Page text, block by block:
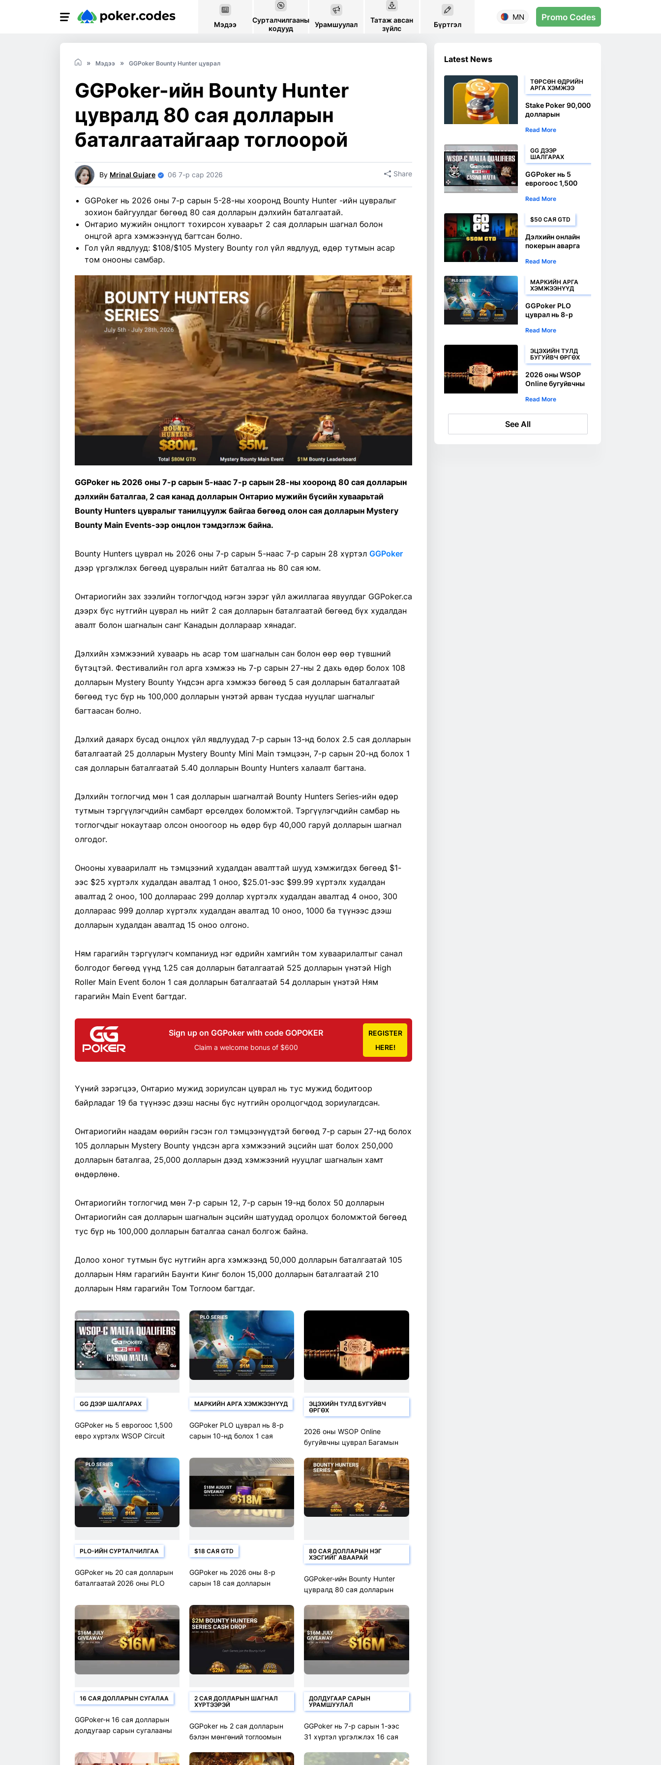
Мэдээ
Сурталчилгааны
кодууд
Урамшуулал
Татаж авсан
зүйлс
Бүртгэл
MN Promo Codes
Мэдээ GGPoker Bounty Hunter цуврал
GGPoker-ийн Bounty Hunter
цувралд 80 сая долларын
баталгаатайгаар тоглоорой
By Mrinal Gujare 06 7-р сар 2026 Share
GGPoker нь 2026 оны 7-р сарын 5-28-ны хооронд Bounty Hunter -ийн цувралыг
зохион байгуулдаг бөгөөд 80 сая долларын дэлхийн баталгаатай.
Онтарио мужийн онцлогт тохирсон хуваарьт 2 сая долларын шагнал болон
онцгой арга хэмжээнүүд багтсан болно.
Гол үйл явдлууд: $108/$105 Mystery Bounty гол үйл явдлууд, өдөр тутмын асар
том онооны самбар.
GGPoker нь 2026 оны 7-р сарын 5-наас 7-р сарын 28-ны хооронд 80 сая долларын
дэлхийн баталгаа, 2 сая канад долларын Онтарио мужийн бүсийн хуваарьтай
Bounty Hunters цувралыг танилцуулж байгаа бөгөөд олон сая долларын Mystery
Bounty Main Events-ээр онцлон тэмдэглэж байна.
Bounty Hunters цуврал нь 2026 оны 7-р сарын 5-наас 7-р сарын 28 хүртэл GGPoker
дээр үргэлжлэх бөгөөд цувралын нийт баталгаа нь 80 сая юм.
Онтариогийн зах зээлийн тоглогчдод нэгэн зэрэг үйл ажиллагаа явуулдаг GGPoker.ca
дээрх бүс нутгийн цуврал нь нийт 2 сая долларын баталгаатай бөгөөд бүх худалдан
авалт болон шагналын санг Канадын доллараар хянадаг.
Дэлхийн хэмжээний хуваарь нь асар том шагналын сан болон өөр өөр түвшний
бүтэцтэй. Фестивалийн гол арга хэмжээ нь 7-р сарын 27-ны 2 дахь өдөр болох 108
долларын Mystery Bounty Үндсэн арга хэмжээ бөгөөд 5 сая долларын баталгаатай
бөгөөд тус бүр нь 100,000 долларын үнэтэй арван тусдаа нууцлаг шагналыг
багтаасан болно.
Дэлхий даяарх бусад онцлох үйл явдлуудад 7-р сарын 13-нд болох 2.5 сая долларын
баталгаатай 25 долларын Mystery Bounty Mini Main тэмцээн, 7-р сарын 20-нд болох 1
сая долларын баталгаатай 5.40 долларын Bounty Hunters халаалт багтана.
Дэлхийн тоглогчид мөн 1 сая долларын шагналтай Bounty Hunters Series-ийн өдөр
тутмын тэргүүлэгчдийн самбарт өрсөлдөх боломжтой. Тэргүүлэгчдийн самбар нь
тоглогчдыг нокаутаар олсон оноогоор нь өдөр бүр 40,000 гаруй долларын шагнал
олгодог.
Онооны хуваарилалт нь тэмцээний худалдан авалттай шууд хэмжигдэх бөгөөд $1-
ээс $25 хүртэлх худалдан авалтад 1 оноо, $25.01-ээс $99.99 хүртэлх худалдан
авалтад 2 оноо, 100 доллараас 299 доллар хүртэлх худалдан авалтад 4 оноо, 300
доллараас 999 доллар хүртэлх худалдан авалтад 10 оноо, 1000 ба түүнээс дээш
долларын худалдан авалтад 15 оноо олгоно.
Ням гарагийн тэргүүлэгч компаниуд нэг өдрийн хамгийн том хуваарилалтыг санал
болгодог бөгөөд үүнд 1.25 сая долларын баталгаатай 525 долларын үнэтэй High
Roller Main Event болон 1 сая долларын баталгаатай 54 долларын үнэтэй Ням
гарагийн Main Event багтдаг.
Sign up on GGPoker with code GOPOKER
Claim a welcome bonus of $600
REGISTER
HERE!
Үүний зэрэгцээ, Онтарио мужид зориулсан цуврал нь тус мужид бодитоор
байрладаг 19 ба түүнээс дээш насны бүс нутгийн оролцогчдод зориулагдсан.
Онтариогийн наадам өөрийн гэсэн гол тэмцээнүүдтэй бөгөөд 7-р сарын 27-нд болох
105 долларын Mystery Bounty үндсэн арга хэмжээний эцсийн шат болох 250,000
долларын баталгаа, 25,000 долларын дээд хэмжээний нууцлаг шагналын хамт
өндөрлөнө.
Онтариогийн тоглогчид мөн 7-р сарын 12, 7-р сарын 19-нд болох 50 долларын
Онтариогийн сая долларын шагналын эцсийн шатуудад оролцох боломжтой бөгөөд
тус бүр нь 100,000 долларын баталгаа санал болгож байна.
Долоо хоног тутмын бүс нутгийн арга хэмжээнд 50,000 долларын баталгаатай 105
долларын Ням гарагийн Баунти Кинг болон 15,000 долларын баталгаатай 210
долларын Ням гарагийн Том Тоглоом багтдаг.
GG ДЭЭР ШАЛГАРАХ
GGPoker нь 5 еврогоос 1,500
евро хүртэлх WSOP Circuit
хэмжээг санал болгож байна
МАРКИЙН АРГА ХЭМЖЭЭНҮҮД
GGPoker PLO цуврал нь 8-р
сарын 10-нд болох 1 сая
хэмжээг зохион байгуулна
ЭЦЭХИЙН ТУЛД БУГУЙВЧ
ӨРГӨХ
2026 оны WSOP Online
бугуйвчны цуврал Багамын
PLO-ИЙН СУРТАЛЧИЛГАА
GGPoker нь 20 сая долларын
баталгаатай 2026 оны PLO
$18 САЯ GTD
GGPoker нь 2026 оны 8-р
сарын 18 сая долларын
худалдаанд гаргалаа
80 САЯ ДОЛЛАРЫН НЭГ
ХЭСГИЙГ АВААРАЙ
GGPoker-ийн Bounty Hunter
цувралд 80 сая долларын
16 САЯ ДОЛЛАРЫН СУГАЛАА
GGPoker-н 16 сая долларын
долдугаар сарын сугалааны
шагналын сангийн задаргаа
2 САЯ ДОЛЛАРЫН ШАГНАЛ
ХҮРТЭЭРЭЙ
GGPoker нь 2 сая долларын
бэлэн мөнгөний тоглоомын
ДОЛДУГААР САРЫН
УРАМШУУЛАЛ
GGPoker нь 7-р сарын 1-ээс
31 хүртэл үргэлжлэх 16 сая
танилцуулж байна
Latest News
ТӨРСӨН ӨДРИЙН
АРГА ХЭМЖЭЭ
Stake Poker 90,000
долларын
насны төрсөн
арга хэмжээг
зарлалаа
Read More
GG ДЭЭР
ШАЛГАРАХ
GGPoker нь 5
еврогоос 1,500
WSOP Circuit
арга хэмжээг
санал болгож
байна
Read More
$50 САЯ GTD
Дэлхийн онлайн
покерын аварга
тэмцээн 8-р
CoinPoker дээр
эхэлнэ
Read More
МАРКИЙН АРГА
ХЭМЖЭЭНҮҮД
GGPoker PLO
цуврал нь 8-р
1 сая долларын
хэмжээг зохион
байгуулна
Read More
ЭЦЭХИЙН ТУЛД
БУГУЙВЧ ӨРГӨХ
2026 оны WSOP
Online бугуйвчны
багцтай хамт
Read More
See All